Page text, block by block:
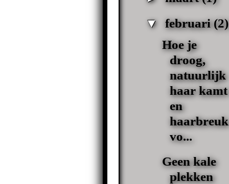
▼ februari(2)
Hoe je
droog,
natuurlijk
haar kamt
en
haarbreuk
vo...
Geen kale
plekken